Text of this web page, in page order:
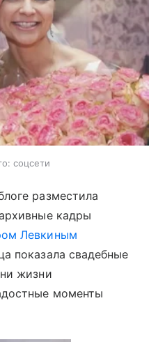
соцсети
разместила
кадры
Левкиным
показала свадебные
жизни
моменты